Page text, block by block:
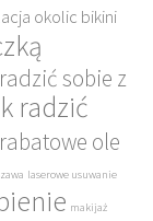
okolic bikini
sobie z
radzić
ole
laserowe usuwanie
makijaż